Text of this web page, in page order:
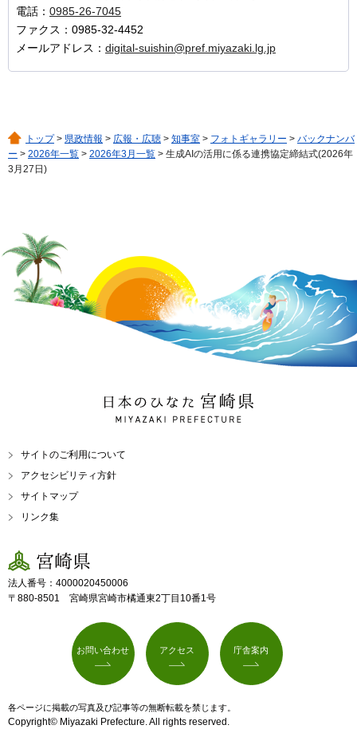
電話： 0985-26-7045
ファクス：0985-32-4452
メールアドレス： digital-suishin@pref.miyazaki.lg.jp
トップ> 県政情報 > 広報・広聴 > 知事室 > フォトギャラリー > バックナンバ
ー > 2026年一覧 > 2026年3月一覧 > 生成AIの活用に係る連携協定締結式(2026年
3月27日)
日本のひなた 宮崎県
MIYAZAKI PREFECTURE
サイトのご利用について
アクセシビリティ方針
サイトマップ
リンク集
宮崎県
法人番号：4000020450006
〒880-8501 宮崎県宮崎市橘通東2丁目10番1号
お問い合わせ アクセス 庁舎案内
各ページに掲載の写真及び記事等の無断転載を禁じます。
Copyright© Miyazaki Prefecture. All rights reserved.